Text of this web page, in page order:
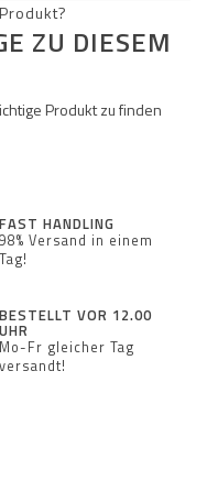
ZU DIESEM
Produkt zu finden
FAST HANDLING
98% Versand in einem
Tag!
BESTELLT VOR 12.00
UHR
Mo-Fr gleicher Tag
versandt!